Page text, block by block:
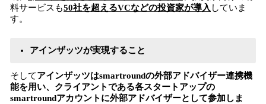
料サービスも50社を超えるVCなどの投資家が導入 していま
す。
アインザッツが実現すること
そしてアインザッツはsmartroundの外部アドバイザー連携機
能を用い、クライアントである各スタートアップの
smartroundアカウントに外部アドバイザーとして参加しま